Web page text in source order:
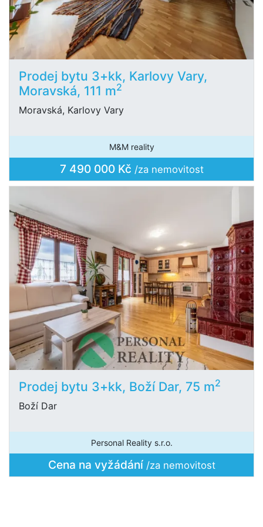
Prodej bytu 3+kk, Karlovy Vary,
Moravská, 111 m2
Moravská, Karlovy Vary
M&M reality
7 490 000 Kč /za nemovitost
Prodej bytu 3+kk, Boží Dar, 75 m2
Boží Dar
Personal Reality s.r.o.
Cena na vyžádání /za nemovitost